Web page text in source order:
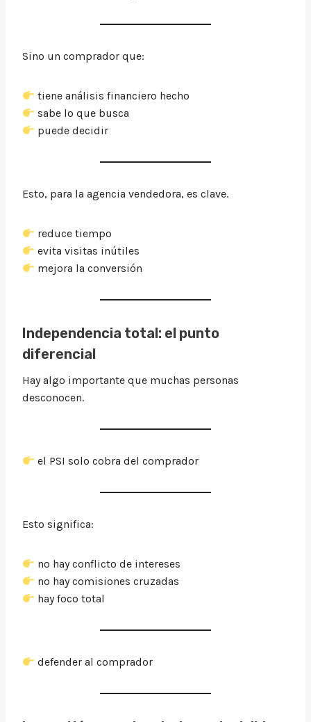
Sino un comprador que:
tiene análisis financiero hecho
sabe lo que busca
puede decidir
Esto, para la agencia vendedora, es clave.
reduce tiempo
evita visitas inútiles
mejora la conversión
Independencia total: el punto
diferencial
Hay algo importante que muchas personas
desconocen.
el PSI solo cobra del comprador
Esto significa:
no hay conflicto de intereses
no hay comisiones cruzadas
hay foco total
defender al comprador